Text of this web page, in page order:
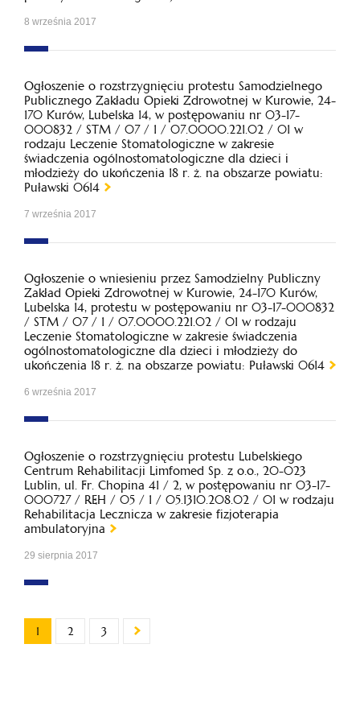
8 września 2017
Ogłoszenie o rozstrzygnięciu protestu Samodzielnego
Publicznego Zakładu Opieki Zdrowotnej w Kurowie, 24-
170 Kurów, Lubelska 14, w postępowaniu nr 03-17-
000832 / STM / 07 / 1 / 07.0000.221.02 / 01 w
rodzaju Leczenie Stomatologiczne w zakresie
świadczenia ogólnostomatologiczne dla dzieci i
młodzieży do ukończenia 18 r. ż. na obszarze powiatu:
Puławski 0614
7 września 2017
Ogłoszenie o wniesieniu przez Samodzielny Publiczny
Zakład Opieki Zdrowotnej w Kurowie, 24-170 Kurów,
Lubelska 14, protestu w postępowaniu nr 03-17-000832
/ STM / 07 / 1 / 07.0000.221.02 / 01 w rodzaju
Leczenie Stomatologiczne w zakresie świadczenia
ogólnostomatologiczne dla dzieci i młodzieży do
ukończenia 18 r. ż. na obszarze powiatu: Puławski 0614
6 września 2017
Ogłoszenie o rozstrzygnięciu protestu Lubelskiego
Centrum Rehabilitacji Limfomed Sp. z o.o., 20-023
Lublin, ul. Fr. Chopina 41 / 2, w postępowaniu nr 03-17-
000727 / REH / 05 / 1 / 05.1310.208.02 / 01 w rodzaju
Rehabilitacja Lecznicza w zakresie fizjoterapia
ambulatoryjna
29 sierpnia 2017
1 2 3